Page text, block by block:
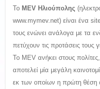
Το MEV Ηλιούπολης
www.mymev.net) είναι ένα
τους ενώνει ανάλογα με τα
πετύχουν τις προτάσεις τους
Το MEV ανήκει στους
αποτελεί μία μεγάλη
εκ των οποίων η πρώτη θέση